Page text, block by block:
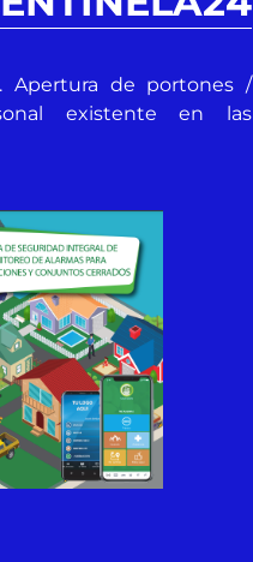
. Apertura de portones /
existente en las